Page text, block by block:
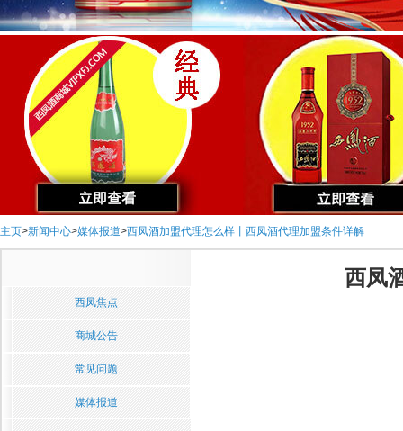
主页>新闻中心>媒体报道>西凤酒加盟代理怎么样丨西凤酒代理加盟条件详解
西凤焦点
商城公告
常见问题
媒体报道
西凤